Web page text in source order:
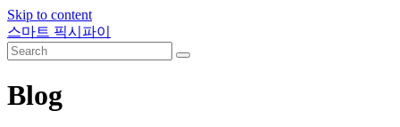
Skip to content
스마트 픽시파이
Blog